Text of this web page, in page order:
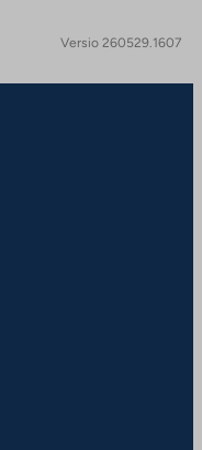
Versio 260529.1607